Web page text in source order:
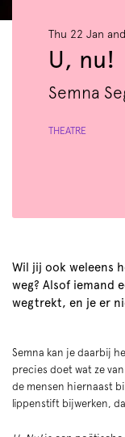
U, nu!
Semna
Thu 22 Jan and
THEATRE
Wil jij ook weleens
weg? Alsof iemand
wegtrekt, en je er
Semna kan je daarbij
precies doet wat ze
de mensen hiernaast
lippenstift bijwerken,